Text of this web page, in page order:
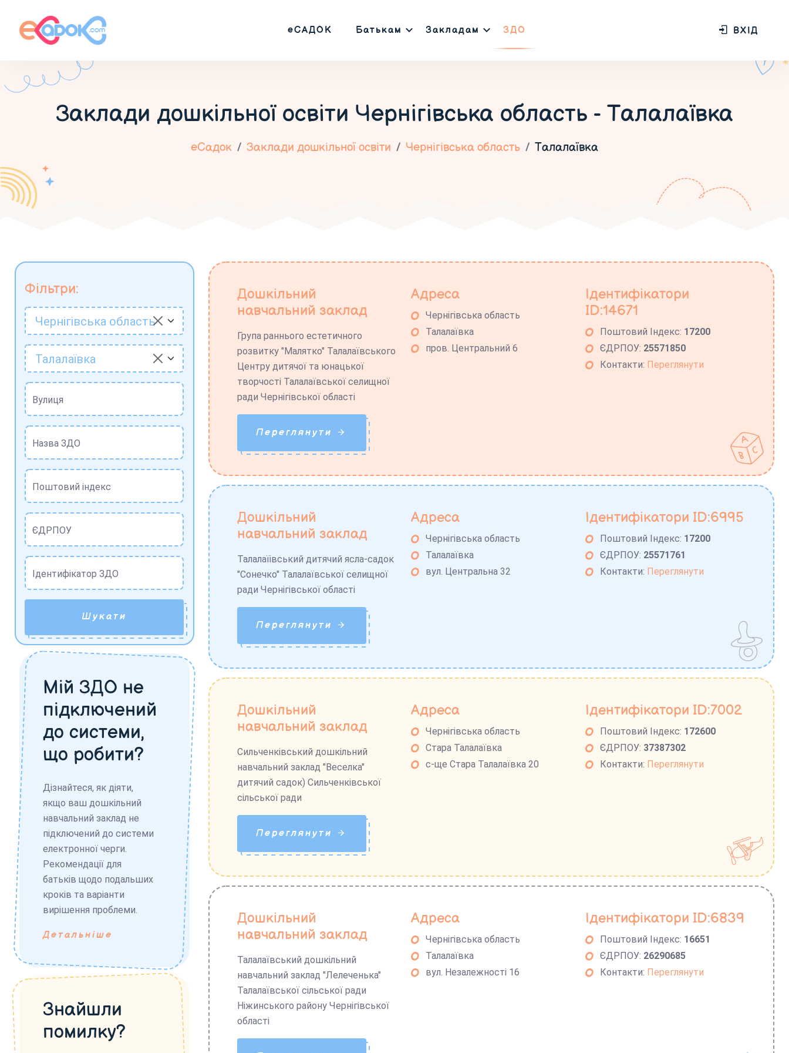
еСАДОК Батькам Закладам ЗДО ВХІД
Заклади дошкільної освіти Чернігівська область - Талалаївка
еСадок Заклади дошкільної освіти Чернігівська область Талалаївка
Фільтри:
Чернігівська область
Талалаївка
Вулиця
Назва ЗДО
Поштовий індекс
ЄДРПОУ
Ідентифікатор ЗДО
Шукати
Мій ЗДО не
підключений
до системи,
що робити?
Дізнайтеся, як діяти,
якщо ваш дошкільний
навчальний заклад не
підключений до системи
електронної черги.
Рекомендації для
батьків щодо подальших
кроків та варіанти
вирішення проблеми.
Детальніше
Знайшли
помилку?
Дошкільний
навчальний заклад
Група раннього естетичного
розвитку "Малятко" Талалаївського
Центру дитячої та юнацької
творчості Талалаївської селищної
ради Чернігівської області
Адреса
Чернігівська область
Талалаївка
пров. Центральний 6
Ідентифікатори
ID:14671
Поштовий Індекс: 17200
ЄДРПОУ: 25571850
Контакти: Переглянути
Переглянути
Дошкільний
навчальний заклад
Талалаїівський дитячий ясла-садок
"Сонечко" Талалаївської селищної
ради Чернігівської області
Адреса
Чернігівська область
Талалаївка
вул. Центральна 32
Ідентифікатори ID:6995
Поштовий Індекс: 17200
ЄДРПОУ: 25571761
Контакти: Переглянути
Переглянути
Дошкільний
навчальний заклад
Сильченківський дошкільний
навчальний заклад "Веселка"
дитячий садок) Сильченківської
сільської ради
Адреса
Чернігівська область
Стара Талалаївка
с-ще Стара Талалаївка 20
Ідентифікатори ID:7002
Поштовий Індекс: 172600
ЄДРПОУ: 37387302
Контакти: Переглянути
Переглянути
Дошкільний
навчальний заклад
Талалаївський дошкільний
навчальний заклад "Лелеченька"
Талалаївської сільської ради
Ніжинського району Чернігівської
області
Адреса
Чернігівська область
Талалаївка
вул. Незалежності 16
Ідентифікатори ID:6839
Поштовий Індекс: 16651
ЄДРПОУ: 26290685
Контакти: Переглянути